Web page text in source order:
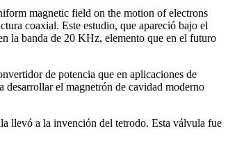
magnetic field on the motion of electrons
coaxial. Este estudio, que apareció bajo el
la banda de 20 KHz, elemento que en el futuro
de potencia que en aplicaciones de
el magnetrón de cavidad moderno
llevó a la invención del tetrodo. Esta válvula fue